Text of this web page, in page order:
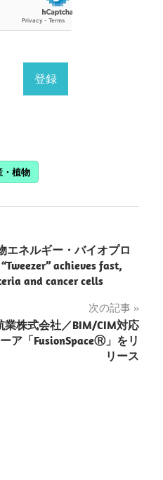
・植物
エネルギー・バイオプロ
achieves fast,
and cancer cells
次の記事
業株式会社／BIM/CIM対応
ア「FusionSpaceⓇ」をリ
リース